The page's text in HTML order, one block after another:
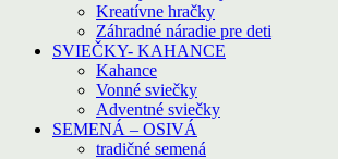
Kreatívne hračky
Záhradné náradie pre deti
SVIEČKY- KAHANCE
Kahance
Vonné sviečky
Adventné sviečky
SEMENÁ – OSIVÁ
tradičné semená